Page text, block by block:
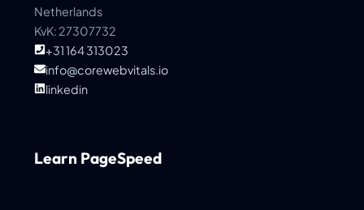
Netherlands
KvK: 27307732
+31 164 313023
info@corewebvitals.io
linkedin
Learn PageSpeed